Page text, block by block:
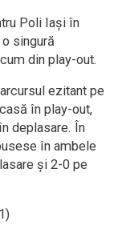
Poli Iași în
singură
din play-out.
ezitant pe
în play-out,
deplasare. În
în ambele
și 2-0 pe